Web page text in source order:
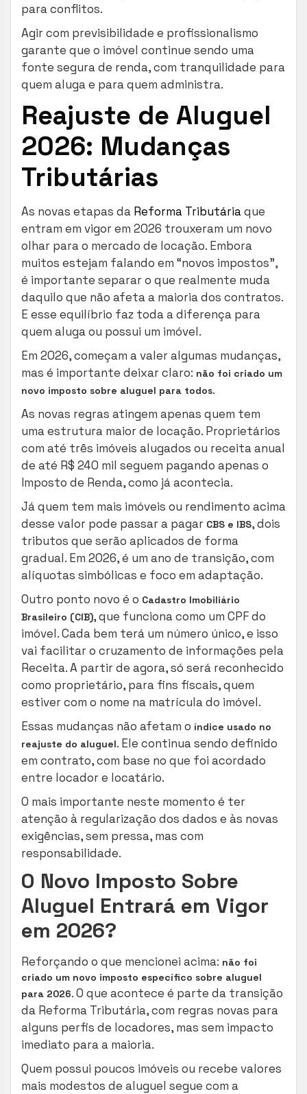
para conflitos.
Agir com previsibilidade e profissionalismo
garante que o imóvel continue sendo uma
fonte segura de renda, com tranquilidade para
quem aluga e para quem administra.
Reajuste de Aluguel
2026: Mudanças
Tributárias
As novas etapas da Reforma Tributáriaque
entram em vigor em 2026 trouxeram um novo
olhar para o mercado de locação. Embora
muitos estejam falando em “novos impostos”,
é importante separar o que realmente muda
daquilo que não afeta a maioria dos contratos.
E esse equilíbrio faz toda a diferença para
quem aluga ou possui um imóvel.
Em 2026, começam a valer algumas mudanças,
mas é importante deixar claro: não foi criado um
novo imposto sobre aluguel para todos.
As novas regras atingem apenas quem tem
uma estrutura maior de locação. Proprietários
com até três imóveis alugados ou receita anual
de até R$ 240 mil seguem pagando apenas o
Imposto de Renda, como já acontecia.
Já quem tem mais imóveis ou rendimento acima
desse valor pode passar a pagar CBS e IBS, dois
tributos que serão aplicados de forma
gradual. Em 2026, é um ano de transição, com
alíquotas simbólicas e foco em adaptação.
Outro ponto novo é o Cadastro Imobiliário
Brasileiro (CIB), que funciona como um CPF do
imóvel. Cada bem terá um número único, e isso
vai facilitar o cruzamento de informações pela
Receita. A partir de agora, só será reconhecido
como proprietário, para fins fiscais, quem
estiver com o nome na matrícula do imóvel.
Essas mudanças não afetam o índice usado no
reajuste do aluguel. Ele continua sendo definido
em contrato, com base no que foi acordado
entre locador e locatário.
O mais importante neste momento é ter
atenção à regularização dos dados e às novas
exigências, sem pressa, mas com
responsabilidade.
O Novo Imposto Sobre
Aluguel Entrará em Vigor
em 2026?
Reforçando o que mencionei acima: não foi
criado um novo imposto específico sobre aluguel
para 2026. O que acontece é parte da transição
da Reforma Tributária, com regras novas para
alguns perfis de locadores, mas sem impacto
imediato para a maioria.
Quem possui poucos imóveis ou recebe valores
mais modestos de aluguel segue com a